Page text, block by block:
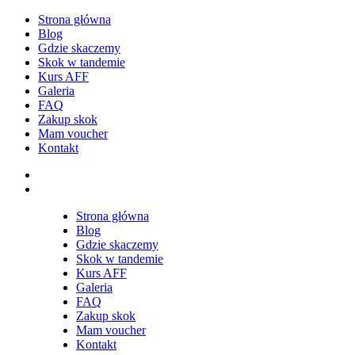
Strona główna
Blog
Gdzie skaczemy
Skok w tandemie
Kurs AFF
Galeria
FAQ
Zakup skok
Mam voucher
Kontakt
Strona główna
Blog
Gdzie skaczemy
Skok w tandemie
Kurs AFF
Galeria
FAQ
Zakup skok
Mam voucher
Kontakt